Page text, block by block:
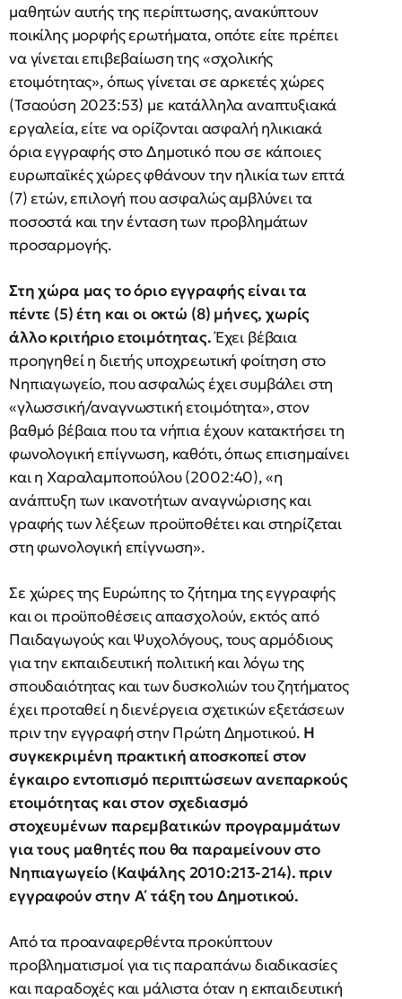
μαθητών αυτής της περίπτωσης, ανακύπτουν
ποικίλης μορφής ερωτήματα, οπότε είτε πρέπει
να γίνεται επιβεβαίωση της «σχολικής
ετοιμότητας», όπως γίνεται σε αρκετές χώρες
(Τσαούση 2023:53) με κατάλληλα αναπτυξιακά
εργαλεία, είτε να ορίζονται ασφαλή ηλικιακά
όρια εγγραφής στο Δημοτικό που σε κάποιες
ευρωπαϊκές χώρες φθάνουν την ηλικία των επτά
(7) ετών, επιλογή που ασφαλώς αμβλύνει τα
ποσοστά και την ένταση των προβλημάτων
προσαρμογής.
Στη χώρα μας το όριο εγγραφής είναι τα
πέντε (5) έτη και οι οκτώ (8) μήνες, χωρίς
άλλο κριτήριο ετοιμότητας.Έχει βέβαια
προηγηθεί η διετής υποχρεωτική φοίτηση στο
Νηπιαγωγείο, που ασφαλώς έχει συμβάλει στη
«γλωσσική/αναγνωστική ετοιμότητα», στον
βαθμό βέβαια που τα νήπια έχουν κατακτήσει τη
φωνολογική επίγνωση, καθότι, όπως επισημαίνει
και η Χαραλαμποπούλου (2002:40), «η
ανάπτυξη των ικανοτήτων αναγνώρισης και
γραφής των λέξεων προϋποθέτει και στηρίζεται
στη φωνολογική επίγνωση».
Σε χώρες της Ευρώπης το ζήτημα της εγγραφής
και οι προϋποθέσεις απασχολούν, εκτός από
Παιδαγωγούς και Ψυχολόγους, τους αρμόδιους
για την εκπαιδευτική πολιτική και λόγω της
σπουδαιότητας και των δυσκολιών του ζητήματος
έχει προταθεί η διενέργεια σχετικών εξετάσεων
πριν την εγγραφή στην Πρώτη Δημοτικού. Η
συγκεκριμένη πρακτική αποσκοπεί στον
έγκαιρο εντοπισμό περιπτώσεων ανεπαρκούς
ετοιμότητας και στον σχεδιασμό
στοχευμένων παρεμβατικών προγραμμάτων
για τους μαθητές που θα παραμείνουν στο
Νηπιαγωγείο (Καψάλης 2010:213-214). πριν
εγγραφούν στην Α΄ τάξη του Δημοτικού.
Από τα προαναφερθέντα προκύπτουν
προβληματισμοί για τις παραπάνω διαδικασίες
και παραδοχές και μάλιστα όταν η εκπαιδευτική